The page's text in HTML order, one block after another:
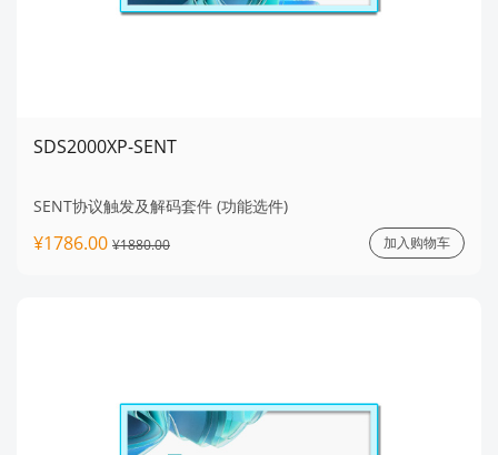
SDS2000XP-SENT
SENT协议触发及解码套件 (功能选件)
¥1786.00 ¥1880.00 加入购物车